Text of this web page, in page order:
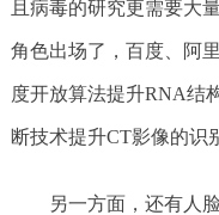
且病毒的研究更需要大
角色出场了，百度、阿
度开放算法提升RNA结
断技术提升CT影像的识
另一方面，还有人